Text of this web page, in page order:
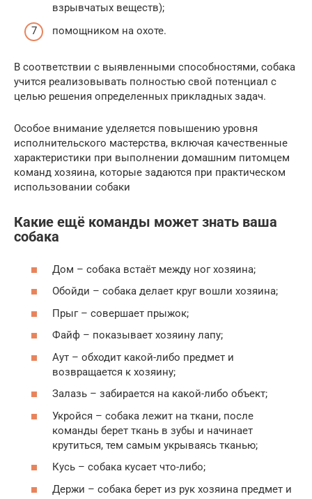
взрывчатых веществ);
помощником на охоте.
В соответствии с выявленными способностями, собака
учится реализовывать полностью свой потенциал с
целью решения определенных прикладных задач.
Особое внимание уделяется повышению уровня
исполнительского мастерства, включая качественные
характеристики при выполнении домашним питомцем
команд хозяина, которые задаются при практическом
использовании собаки
Какие ещё команды может знать ваша
собака
Дом – собака встаёт между ног хозяина;
Обойди – собака делает круг вошли хозяина;
Прыг – совершает прыжок;
Файф – показывает хозяину лапу;
Аут – обходит какой-либо предмет и
возвращается к хозяину;
Залазь – забирается на какой-либо объект;
Укройся – собака лежит на ткани, после
команды берет ткань в зубы и начинает
крутиться, тем самым укрываясь тканью;
Кусь – собака кусает что-либо;
Держи – собака берет из рук хозяина предмет и